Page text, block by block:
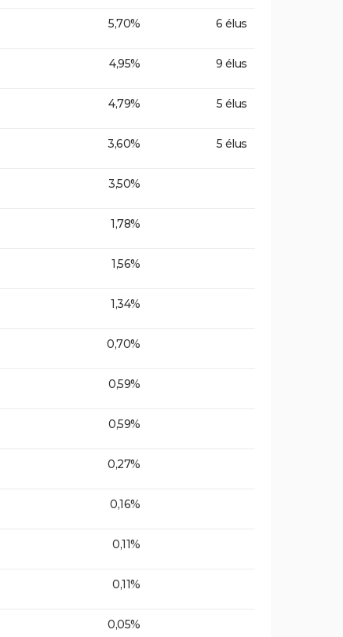
5,70% 6 élus
4,95% 9 élus
4,79% 5 élus
3,60% 5 élus
3,50%
1,78%
1,56%
1,34%
0,70%
0,59%
0,59%
0,27%
0,16%
0,11%
0,11%
0,05%